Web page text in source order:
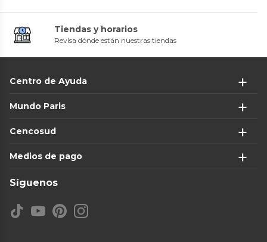
Tiendas y horarios
Revisa dónde están nuestras tiendas
Centro de Ayuda
Mundo Paris
Cencosud
Medios de pago
Síguenos